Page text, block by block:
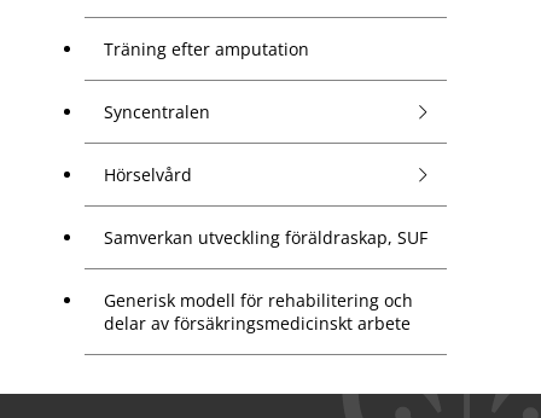
Träning efter amputation
Syncentralen
Hörselvård
Samverkan utveckling föräldraskap, SUF
Generisk modell för rehabilitering och
delar av försäkringsmedicinskt arbete